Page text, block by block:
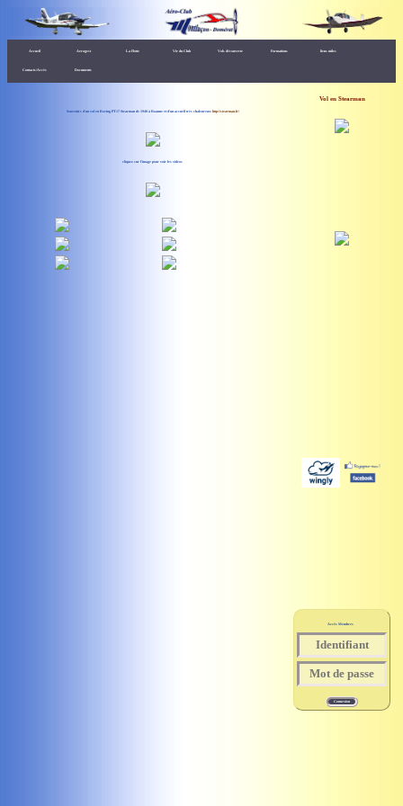
Accueil Aerogest La Flotte Vie du Club Vols découverte Formations liens utiles
Contacts/Accès Documents
Souvenirs d'un vol en Boeing PT17 Stearman de 1940 à Roanne et d'un accueil très chaleureux:http://stearman.fr/
cliquez sur l'image pour voir les videos
Vol en Stearman
Accès Membres